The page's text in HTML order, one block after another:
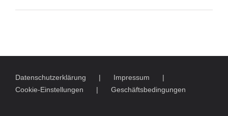
Datenschutzerklärung
Impressum
Cookie-Einstellungen
Geschäftsbedingungen